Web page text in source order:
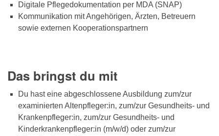
Digitale Pflegedokumentation per MDA (SNAP)
Kommunikation mit Angehörigen, Ärzten, Betreuern
sowie externen Kooperationspartnern
Das bringst du mit
Du hast eine abgeschlossene Ausbildung zum/zur
examinierten Altenpfleger:in, zum/zur Gesundheits- und
Krankenpfleger:in, zum/zur Gesundheits- und
Kinderkrankenpfleger:in (m/w/d) oder zum/zur